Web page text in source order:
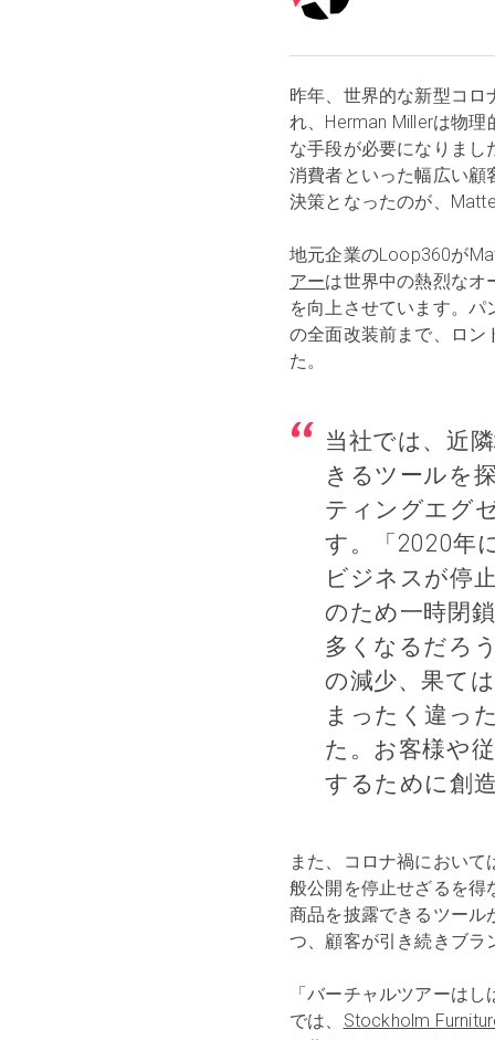
昨年、世界的な新型コ
れ、Herman Millerは物
な手段が必要になりま
消費者といった幅広い顧
決策となったのが、
地元企業のLoop360が
アーは世界中の熱烈なオ
を向上させています。
の全面改装前まで、ロン
た。
当社では、近
きるツールを
ティングエグ
す。「2020年
ビジネスが停
のため一時閉
多くなるだろ
の減少、果て
まったく違っ
た。お客様や
するために創
また、コロナ禍におい
般公開を停止せざるを得
商品を披露できるツール
つ、顧客が引き続きブラ
「バーチャルツアーは
では、 Stockholm